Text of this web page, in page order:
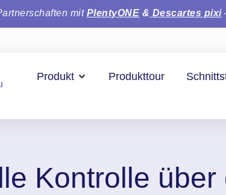
mit PlentyONE & Descartes pixi
Produkt Produkttour
Kontrolle